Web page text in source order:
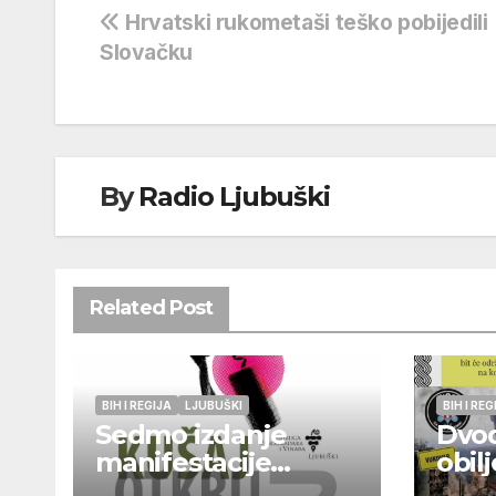
Navigacija
Hrvatski rukometaši teško pobijedili
Slovačku
ByRadio Ljubuški
Related Post
BIH I REGIJA LJUBUŠKI
Sedmo izdanje
manifestacije
BIH I